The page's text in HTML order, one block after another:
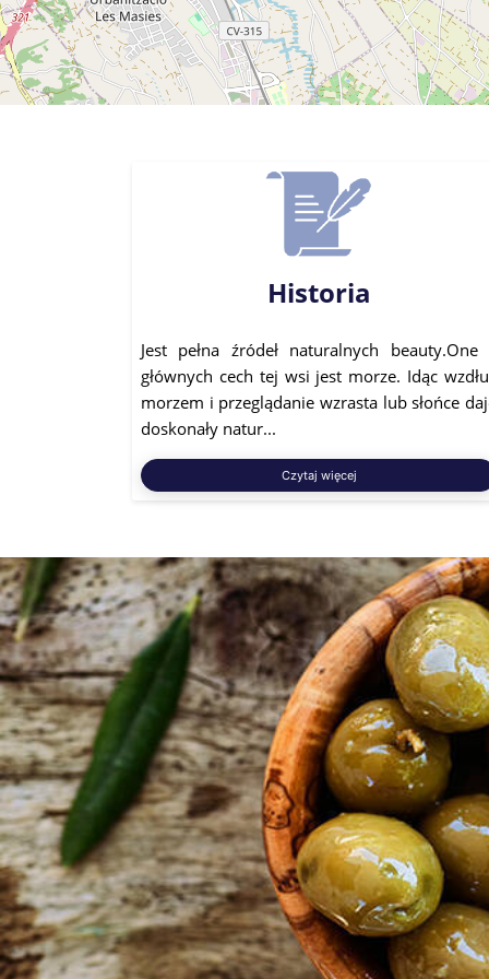
Historia
Jest pełna źródeł naturalnych beauty.One
głównych cech tej wsi jest morze. Idąc
morzem i przeglądanie wzrasta lub słońce
doskonały natur...
Czytaj więcej